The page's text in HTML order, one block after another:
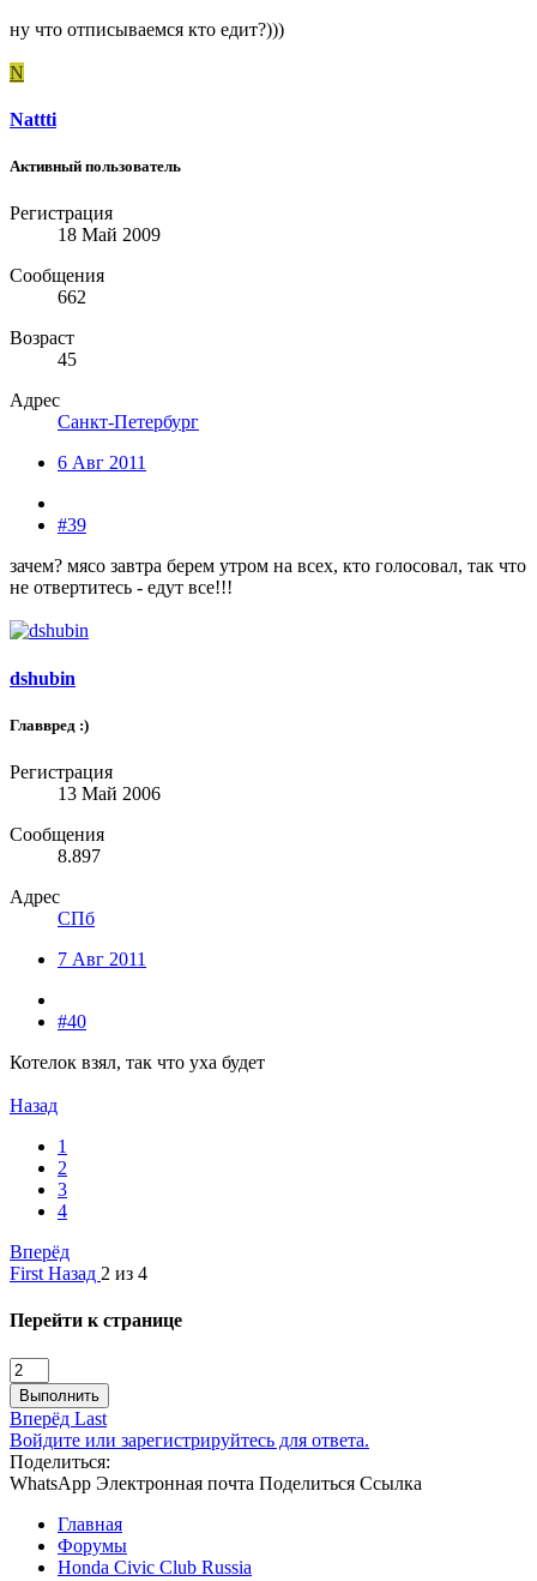
ну что отписываемся кто едит?)))
N
Nattti
Активный пользователь
Регистрация
18 Май 2009
Сообщения
662
Возраст
45
Адрес
Санкт-Петербург
6 Авг 2011
#39
зачем? мясо завтра берем утром на всех, кто голосовал, так что
не отвертитесь - едут все!!!
dshubin
Главвред :)
Регистрация
13 Май 2006
Сообщения
8.897
Адрес
СПб
7 Авг 2011
#40
Котелок взял, так что уха будет
Назад
1
2
3
4
Вперёд
First Назад 2 из 4
Перейти к странице
Выполнить
Вперёд Last
Войдите или зарегистрируйтесь для ответа.
Поделиться:
WhatsApp Электронная почта Поделиться Ссылка
Главная
Форумы
Honda Civic Club Russia